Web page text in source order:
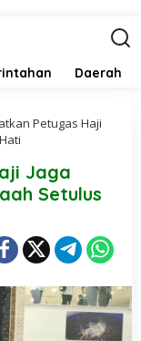
Daerah
Petugas Haji
Jaga
Setulus